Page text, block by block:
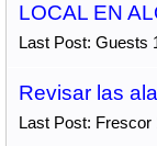
LOCAL EN
Last Post: Guests
Revisar las
Last Post: Frescor